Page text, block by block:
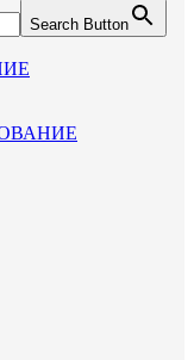
Search Button